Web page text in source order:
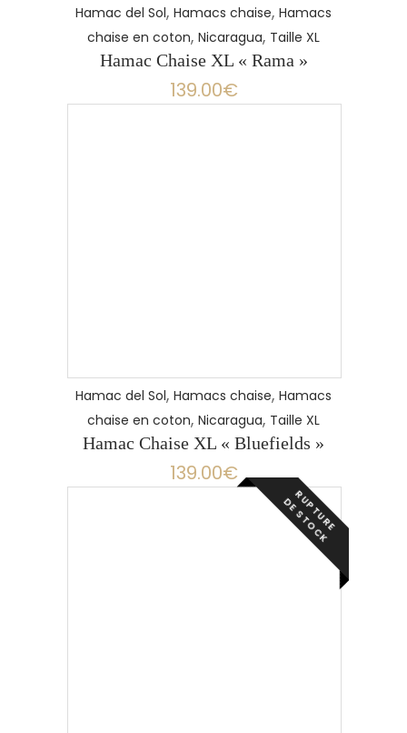
Hamac del Sol, Hamacs chaise, Hamacs
chaise en coton, Nicaragua, Taille XL
Hamac Chaise XL « Rama »
139.00€
Hamac del Sol, Hamacs chaise, Hamacs
chaise en coton, Nicaragua, Taille XL
Hamac Chaise XL « Bluefields »
139.00€
R
U
P
T
U
R
E
D
E
S
T
O
C
K